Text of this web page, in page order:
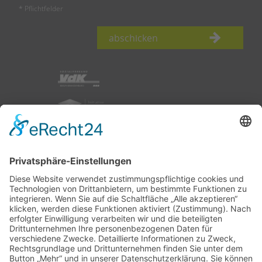
* Pflichtfelder
abschicken